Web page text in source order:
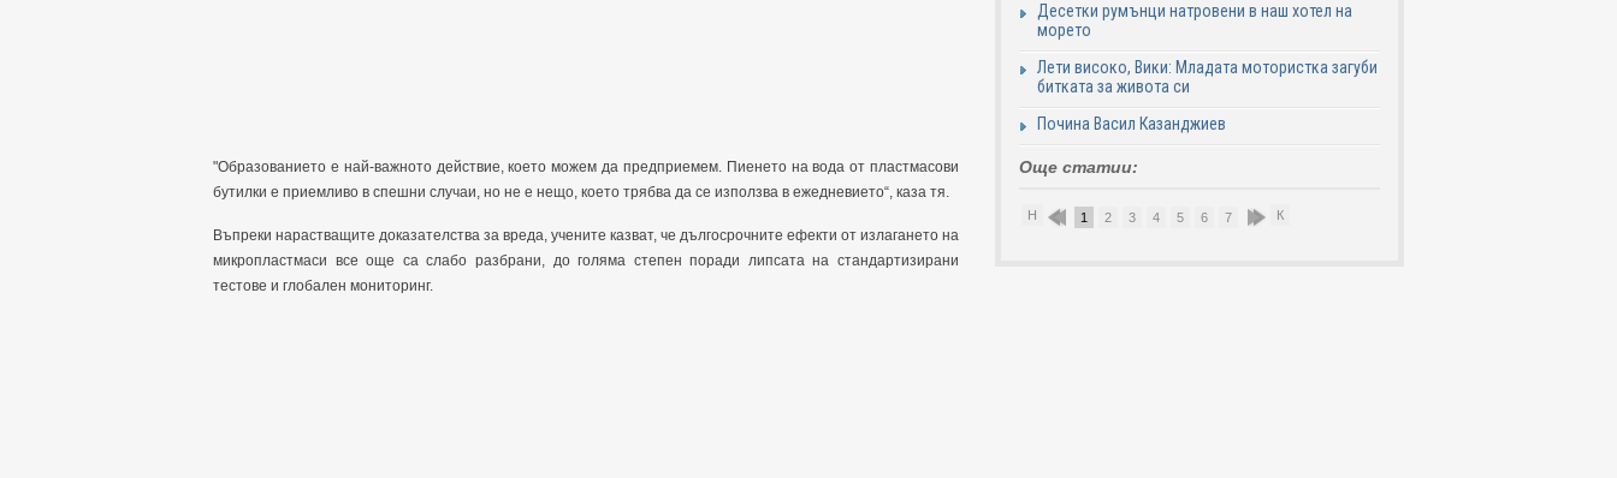
"Образованието е най-важното действие, което можем да предприемем. Пиенето на вода от пластмасови
бутилки е приемливо в спешни случаи, но не е нещо, което трябва да се използва в ежедневието“, каза тя.
Въпреки нарастващите доказателства за вреда, учените казват, че дългосрочните ефекти от излагането на
микропластмаси все още са слабо разбрани, до голяма степен поради липсата на стандартизирани
тестове и глобален мониторинг.
Десетки румънци натровени в наш хотел на
морето
Лети високо, Вики: Младата мотористка загуби
битката за живота си
Почина Васил Казанджиев
Още статии:
Н 1 2 3 4 5 6 7 8 9К